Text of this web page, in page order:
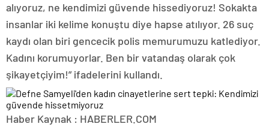
alıyoruz, ne kendimizi güvende hissediyoruz! Sokakta
insanlar iki kelime konuştu diye hapse atılıyor. 26 suç
kaydı olan biri gencecik polis memurumuzu katlediyor.
Kadını korumuyorlar. Ben bir vatandaş olarak çok
şikayetçiyim!” ifadelerini kullandı.
Haber Kaynak : HABERLER.COM